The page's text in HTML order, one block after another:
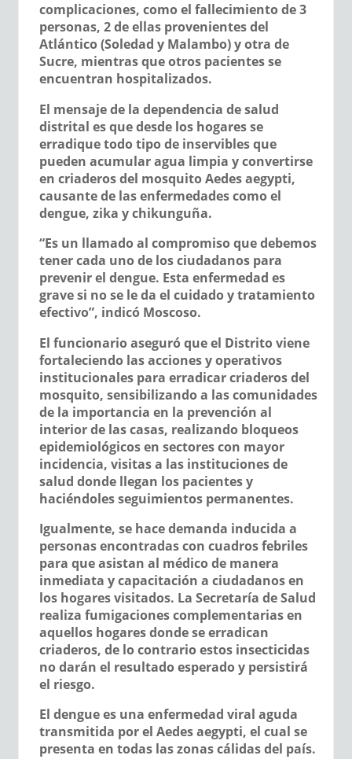
complicaciones, como el fallecimiento de 3
personas, 2 de ellas provenientes del
Atlántico (Soledad y Malambo) y otra de
Sucre, mientras que otros pacientes se
encuentran hospitalizados.
El mensaje de la dependencia de salud
distrital es que desde los hogares se
erradique todo tipo de inservibles que
pueden acumular agua limpia y convertirse
en criaderos del mosquito Aedes aegypti,
causante de las enfermedades como el
dengue, zika y chikunguña.
“Es un llamado al compromiso que debemos
tener cada uno de los ciudadanos para
prevenir el dengue. Esta enfermedad es
grave si no se le da el cuidado y tratamiento
efectivo”, indicó Moscoso.
El funcionario aseguró que el Distrito viene
fortaleciendo las acciones y operativos
institucionales para erradicar criaderos del
mosquito, sensibilizando a las comunidades
de la importancia en la prevención al
interior de las casas, realizando bloqueos
epidemiológicos en sectores con mayor
incidencia, visitas a las instituciones de
salud donde llegan los pacientes y
haciéndoles seguimientos permanentes.
Igualmente, se hace demanda inducida a
personas encontradas con cuadros febriles
para que asistan al médico de manera
inmediata y capacitación a ciudadanos en
los hogares visitados. La Secretaría de Salud
realiza fumigaciones complementarias en
aquellos hogares donde se erradican
criaderos, de lo contrario estos insecticidas
no darán el resultado esperado y persistirá
el riesgo.
El dengue es una enfermedad viral aguda
transmitida por el Aedes aegypti, el cual se
presenta en todas las zonas cálidas del país.